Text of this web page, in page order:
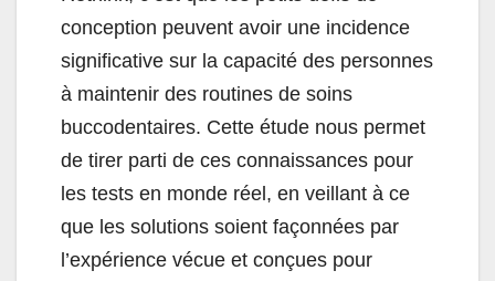
conception peuvent avoir une incidence
significative sur la capacité des personnes
à maintenir des routines de soins
buccodentaires. Cette étude nous permet
de tirer parti de ces connaissances pour
les tests en monde réel, en veillant à ce
que les solutions soient façonnées par
l’expérience vécue et conçues pour